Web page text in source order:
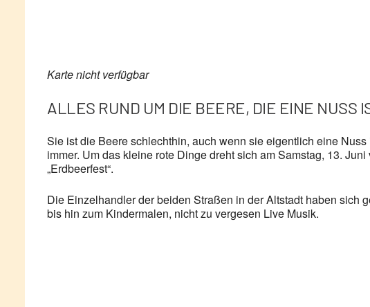
Karte nicht verfügbar
ALLES RUND UM DIE BEERE, DIE EINE NUSS
Sie ist die Beere schlechthin, auch wenn sie eigentlich eine
immer. Um das kleine rote Dinge dreht sich am Samstag, 13.
„Erdbeerfest“.
Die Einzelhandler der beiden Straßen in der Altstadt haben sich
bis hin zum Kindermalen, nicht zu vergesen Live Musik.